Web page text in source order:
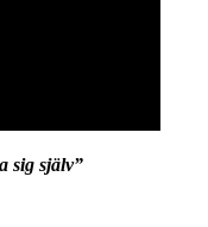
sig själv”